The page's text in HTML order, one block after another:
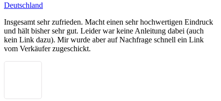
Deutschland
Insgesamt sehr zufrieden. Macht einen sehr hochwertigen Eindruck
und hält bisher sehr gut. Leider war keine Anleitung dabei (auch
kein Link dazu). Mir wurde aber auf Nachfrage schnell ein Link
vom Verkäufer zugeschickt.